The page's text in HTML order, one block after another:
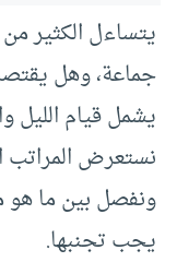
يتساءل الكثير
جماعة، وهل
يشمل قيام الليل
نستعرض المراتب
ونفصل بين ما هو
يجب تجنبها.